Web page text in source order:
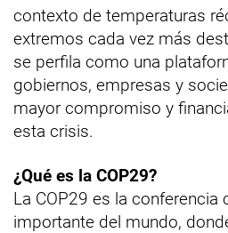
contexto de temperaturas
extremos cada vez más
se perfila como una
gobiernos, empresas y
mayor compromiso y
esta crisis.
¿Qué es la COP29?
La COP29 es la conferencia
importante del mundo,